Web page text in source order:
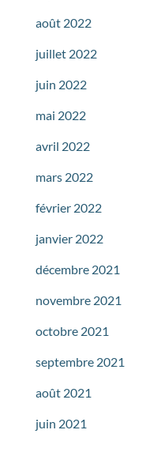
août 2022
juillet 2022
juin 2022
mai 2022
avril 2022
mars 2022
février 2022
janvier 2022
décembre 2021
novembre 2021
octobre 2021
septembre 2021
août 2021
juin 2021